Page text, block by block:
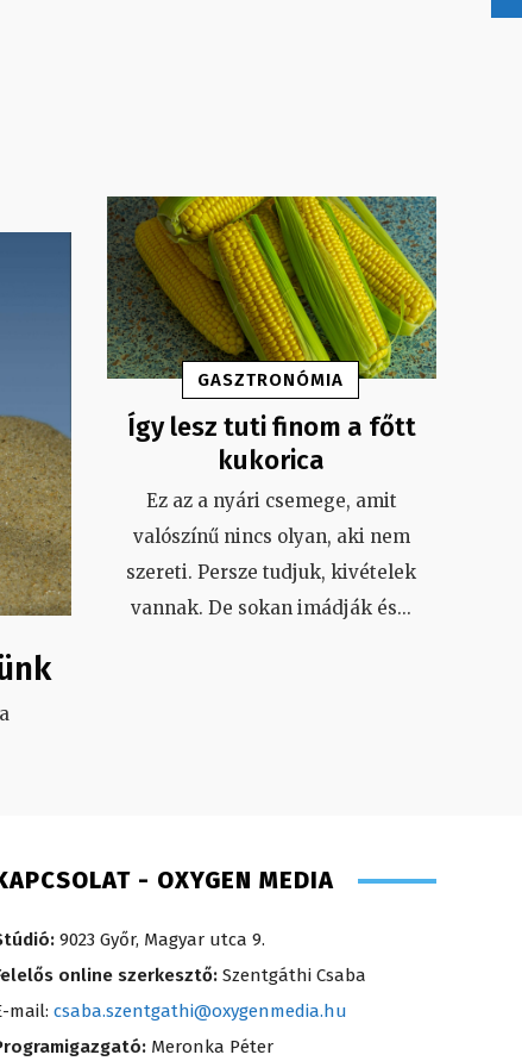
GASZTRONÓMIA
Így lesz tuti finom a főtt
kukorica
Ez az a nyári csemege, amit
valószínű nincs olyan, aki nem
szereti. Persze tudjuk, kivételek
vannak. De sokan imádják és...
- OXYGEN MEDIA
9023 Győr, Magyar utca 9.
online szerkesztő: Szentgáthi Csaba
mail: csaba.szentgathi@oxygenmedia.hu
Meronka Péter